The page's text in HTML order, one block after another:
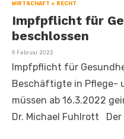
WIRTSCHAFT + RECHT
Impfpflicht für
beschlossen
Veröffentlicht
9. Februar 2022
Impfpflicht für
Beschäftigte in Pflege-
müssen ab 16.3.2022
Dr. Michael Fuhlrott